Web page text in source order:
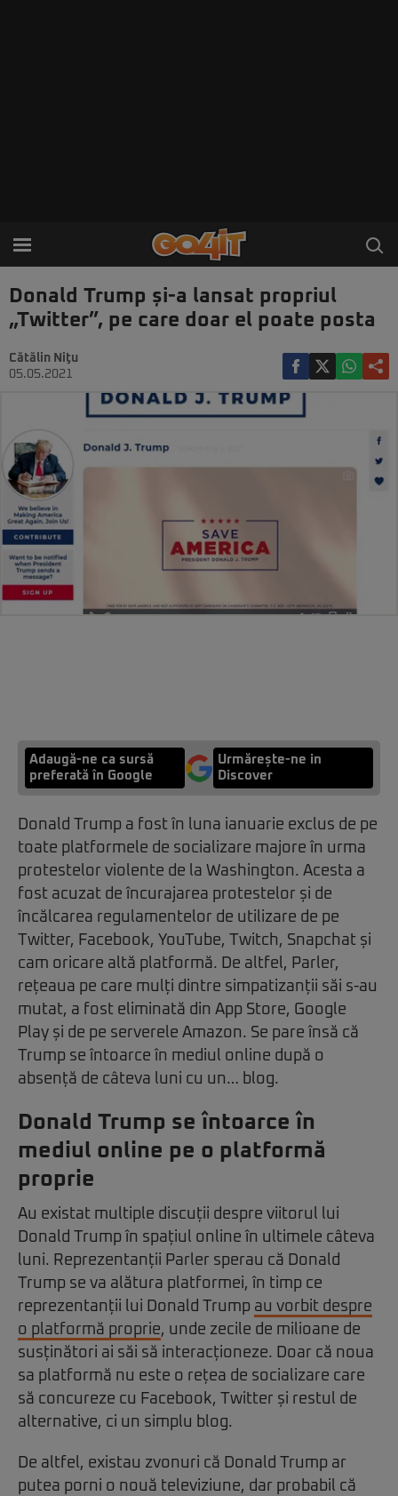
Donald Trump și-a lansat propriul
„Twitter”, pe care doar el poate posta
Cătălin Niţu
05.05.2021
Adaugă-ne ca sursă
preferată în Google
Urmărește-ne in
Discover
Donald Trump a fost în luna ianuarie exclus de pe
toate platformele de socializare majore în urma
protestelor violente de la Washington. Acesta a
fost acuzat de încurajarea protestelor și de
încălcarea regulamentelor de utilizare de pe
Twitter, Facebook, YouTube, Twitch, Snapchat și
cam oricare altă platformă. De altfel, Parler,
rețeaua pe care mulți dintre simpatizanții săi s-au
mutat, a fost eliminată din App Store, Google
Play și de pe serverele Amazon. Se pare însă că
Trump se întoarce în mediul online după o
absență de câteva luni cu un… blog.
Donald Trump se întoarce în
mediul online pe o platformă
proprie
Au existat multiple discuții despre viitorul lui
Donald Trump în spațiul online în ultimele câteva
luni. Reprezentanții Parler sperau că Donald
Trump se va alătura platformei, în timp ce
reprezentanții lui Donald Trump au vorbit despre
o platformă proprie, unde zecile de milioane de
susținători ai săi să interacționeze. Doar că noua
sa platformă nu este o rețea de socializare care
să concureze cu Facebook, Twitter și restul de
alternative, ci un simplu blog.
De altfel, existau zvonuri că Donald Trump ar
putea porni o nouă televiziune, dar probabil că